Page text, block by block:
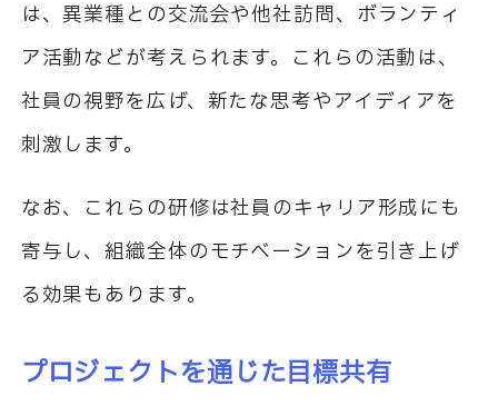
は、異業種との交流会や他社訪問、ボランティ
ア活動などが考えられます。これらの活動は、
社員の視野を広げ、新たな思考やアイディアを
刺激します。
なお、これらの研修は社員のキャリア形成にも
寄与し、組織全体のモチベーションを引き上げ
る効果もあります。
プロジェクトを通じた目標共有